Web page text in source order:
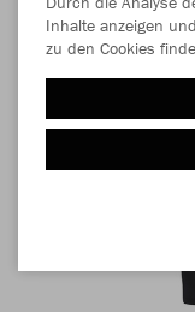
Inhalte anzeigen
zu den Cookies